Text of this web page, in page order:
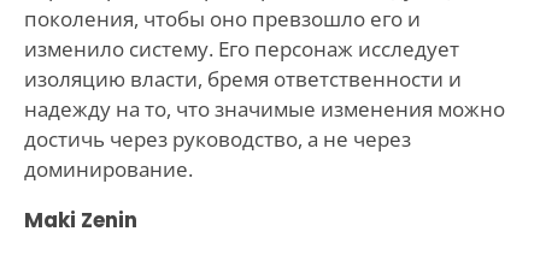
поколения, чтобы оно превзошло его и
изменило систему. Его персонаж исследует
изоляцию власти, бремя ответственности и
надежду на то, что значимые изменения можно
достичь через руководство, а не через
доминирование.
Maki Zenin